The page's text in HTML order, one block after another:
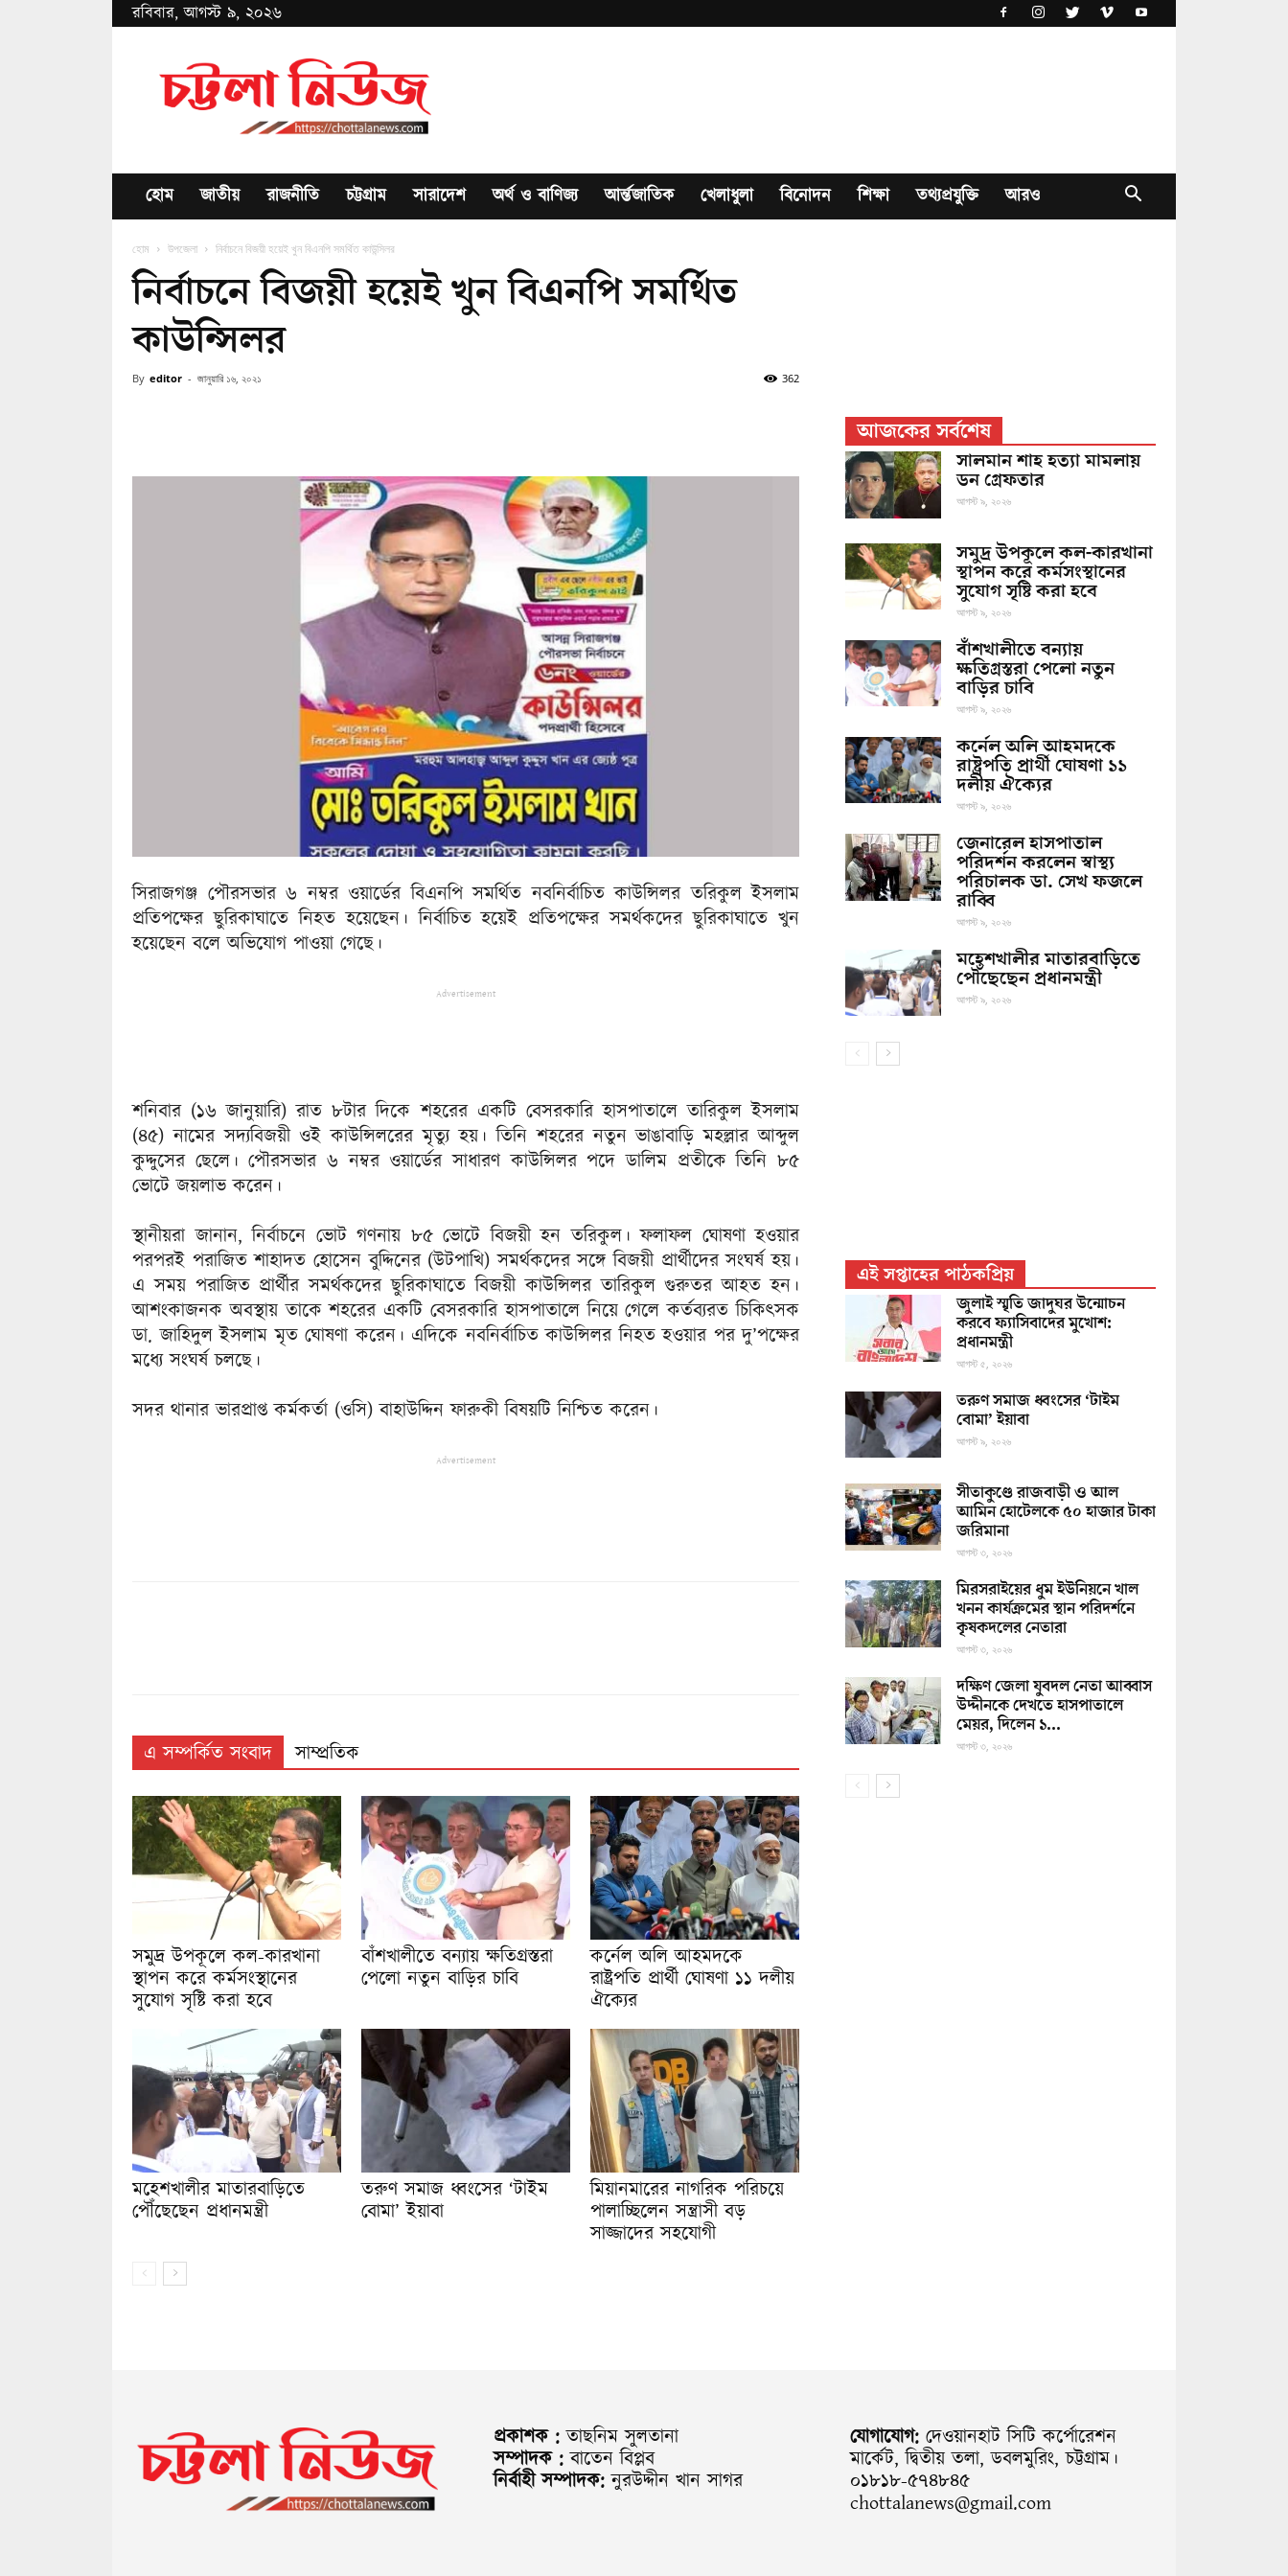
রবিবার, আগস্ট ৯, ২০২৬
Chottala
News
হোম জাতীয় রাজনীতি চট্টগ্রাম সারাদেশ অর্থ ও বাণিজ্য আর্ন্তজাতিক খেলাধুলা বিনোদন শিক্ষা তথ্যপ্রযুক্তি আরও
হোম উপজেলা নির্বাচনে বিজয়ী হয়েই খুন বিএনপি সমর্থিত কাউন্সিলর
নির্বাচনে বিজয়ী হয়েই খুন বিএনপি সমর্থিত
কাউন্সিলর
By editor - জানুয়ারি ১৬, ২০২১ 362
সিরাজগঞ্জ পৌরসভার ৬ নম্বর ওয়ার্ডের বিএনপি সমর্থিত নবনির্বাচিত কাউন্সিলর তরিকুল ইসলাম
প্রতিপক্ষের ছুরিকাঘাতে নিহত হয়েছেন। নির্বাচিত হয়েই প্রতিপক্ষের সমর্থকদের ছুরিকাঘাতে খুন
হয়েছেন বলে অভিযোগ পাওয়া গেছে।
Advertisement
শনিবার (১৬ জানুয়ারি) রাত ৮টার দিকে শহরের একটি বেসরকারি হাসপাতালে তারিকুল ইসলাম
(৪৫) নামের সদ্যবিজয়ী ওই কাউন্সিলরের মৃত্যু হয়। তিনি শহরের নতুন ভাঙাবাড়ি মহল্লার আব্দুল
কুদ্দুসের ছেলে। পৌরসভার ৬ নম্বর ওয়ার্ডের সাধারণ কাউন্সিলর পদে ডালিম প্রতীকে তিনি ৮৫
ভোটে জয়লাভ করেন।
স্থানীয়রা জানান, নির্বাচনে ভোট গণনায় ৮৫ ভোটে বিজয়ী হন তরিকুল। ফলাফল ঘোষণা হওয়ার
পরপরই পরাজিত শাহাদত হোসেন বুদ্দিনের (উটপাখি) সমর্থকদের সঙ্গে বিজয়ী প্রার্থীদের সংঘর্ষ হয়।
এ সময় পরাজিত প্রার্থীর সমর্থকদের ছুরিকাঘাতে বিজয়ী কাউন্সিলর তারিকুল গুরুতর আহত হন।
আশংকাজনক অবস্থায় তাকে শহরের একটি বেসরকারি হাসপাতালে নিয়ে গেলে কর্তব্যরত চিকিৎসক
ডা. জাহিদুল ইসলাম মৃত ঘোষণা করেন। এদিকে নবনির্বাচিত কাউন্সিলর নিহত হওয়ার পর দু’পক্ষের
মধ্যে সংঘর্ষ চলছে।
সদর থানার ভারপ্রাপ্ত কর্মকর্তা (ওসি) বাহাউদ্দিন ফারুকী বিষয়টি নিশ্চিত করেন।
Advertisement
এ সম্পর্কিত সংবাদ সাম্প্রতিক
সমুদ্র উপকূলে কল-কারখানা
স্থাপন করে কর্মসংস্থানের
সুযোগ সৃষ্টি করা হবে
বাঁশখালীতে বন্যায় ক্ষতিগ্রস্তরা
পেলো নতুন বাড়ির চাবি
কর্নেল অলি আহমদকে
রাষ্ট্রপতি প্রার্থী ঘোষণা ১১ দলীয়
ঐক্যের
মহেশখালীর মাতারবাড়িতে
পৌঁছেছেন প্রধানমন্ত্রী
তরুণ সমাজ ধ্বংসের ‘টাইম
বোমা’ ইয়াবা
মিয়ানমারের নাগরিক পরিচয়ে
পালাচ্ছিলেন সন্ত্রাসী বড়
সাজ্জাদের সহযোগী
আজকের সর্বশেষ
সালমান শাহ হত্যা মামলায়
ডন গ্রেফতার
আগস্ট ৯, ২০২৬
সমুদ্র উপকূলে কল-কারখানা
স্থাপন করে কর্মসংস্থানের
সুযোগ সৃষ্টি করা হবে
আগস্ট ৯, ২০২৬
বাঁশখালীতে বন্যায়
ক্ষতিগ্রস্তরা পেলো নতুন
বাড়ির চাবি
আগস্ট ৯, ২০২৬
কর্নেল অলি আহমদকে
রাষ্ট্রপতি প্রার্থী ঘোষণা ১১
দলীয় ঐক্যের
আগস্ট ৯, ২০২৬
জেনারেল হাসপাতাল
পরিদর্শন করলেন স্বাস্থ্য
পরিচালক ডা. সেখ ফজলে
রাব্বি
আগস্ট ৯, ২০২৬
মহেশখালীর মাতারবাড়িতে
পৌঁছেছেন প্রধানমন্ত্রী
আগস্ট ৯, ২০২৬
এই সপ্তাহের পাঠকপ্রিয়
জুলাই স্মৃতি জাদুঘর উন্মোচন
করবে ফ্যাসিবাদের মুখোশ:
প্রধানমন্ত্রী
আগস্ট ৫, ২০২৬
তরুণ সমাজ ধ্বংসের ‘টাইম
বোমা’ ইয়াবা
আগস্ট ৯, ২০২৬
সীতাকুণ্ডে রাজবাড়ী ও আল
আমিন হোটেলকে ৫০ হাজার টাকা
জরিমানা
আগস্ট ৩, ২০২৬
মিরসরাইয়ের ধুম ইউনিয়নে খাল
খনন কার্যক্রমের স্থান পরিদর্শনে
কৃষকদলের নেতারা
আগস্ট ৩, ২০২৬
দক্ষিণ জেলা যুবদল নেতা আব্বাস
উদ্দীনকে দেখতে হাসপাতালে
মেয়র, দিলেন ১...
আগস্ট ৩, ২০২৬
প্রকাশক : তাছনিম সুলতানা
সম্পাদক : বাতেন বিপ্লব
নির্বাহী সম্পাদক: নুরউদ্দীন খান সাগর
যোগাযোগ: দেওয়ানহাট সিটি কর্পোরেশন
মার্কেট, দ্বিতীয় তলা, ডবলমুরিং, চট্টগ্রাম।
০১৮১৮-৫৭৪৮৪৫
chottalanews@gmail.com